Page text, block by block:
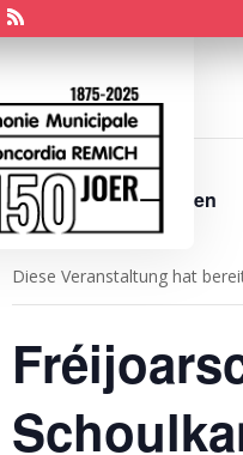
« Alle Veranstaltungen
Diese Veranstaltung hat